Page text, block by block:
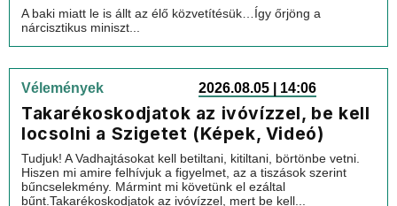
A baki miatt le is állt az élő közvetítésük…Így őrjöng a
nárcisztikus miniszt...
Vélemények 2026.08.05 | 14:06
Takarékoskodjatok az ivóvízzel, be kell
locsolni a Szigetet (Képek, Videó)
Tudjuk! A Vadhajtásokat kell betiltani, kitiltani, börtönbe vetni.
Hiszen mi amire felhívjuk a figyelmet, az a tiszások szerint
bűncselekmény. Mármint mi követünk el ezáltal
bűnt.Takarékoskodjatok az ivóvízzel, mert be kell...